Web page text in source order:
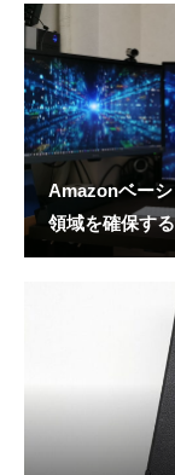
Amazonベー
領域を確保する